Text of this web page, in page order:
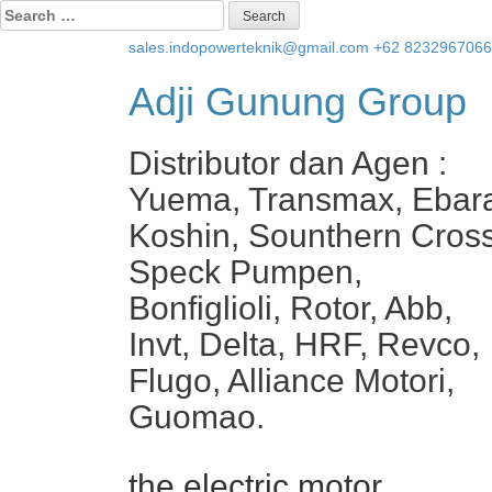
Search
for:
sales.indopowerteknik@gmail.com +62
Adji Gunung Group
Distributor dan Agen :
Yuema, Transmax,
Koshin, Sounthern
Speck Pumpen,
Bonfiglioli, Rotor, Abb,
Invt, Delta, HRF, Revco,
Flugo, Alliance Motori,
Guomao.